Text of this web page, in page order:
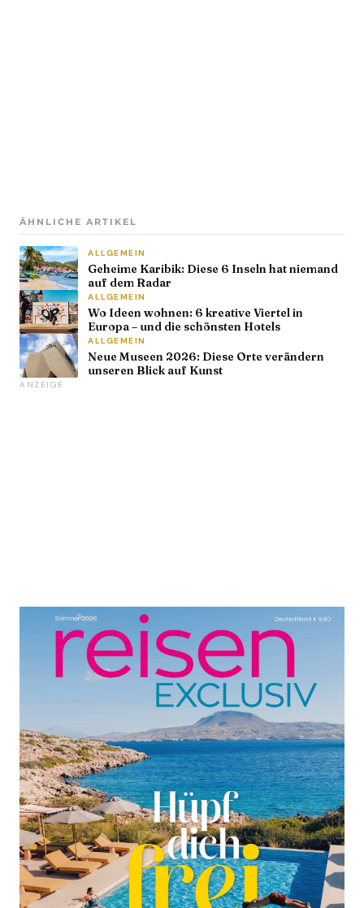
ÄHNLICHE ARTIKEL
ALLGEMEIN
Geheime Karibik: Diese 6 Inseln hat niemand
auf dem Radar
ALLGEMEIN
Wo Ideen wohnen: 6 kreative Viertel in
Europa – und die schönsten Hotels
ALLGEMEIN
Neue Museen 2026: Diese Orte verändern
unseren Blick auf Kunst
ANZEIGE